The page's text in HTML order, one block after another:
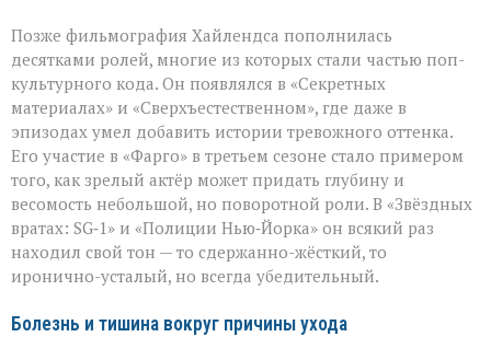
Позже фильмография Хайлендса пополнилась
десятками ролей, многие из которых стали частью поп-
культурного кода. Он появлялся в «Секретных
материалах» и «Сверхъестественном», где даже в
эпизодах умел добавить истории тревожного оттенка.
Его участие в «Фарго» в третьем сезоне стало примером
того, как зрелый актёр может придать глубину и
весомость небольшой, но поворотной роли. В «Звёздных
вратах: SG‑1» и «Полиции Нью‑Йорка» он всякий раз
находил свой тон — то сдержанно-жёсткий, то
иронично-усталый, но всегда убедительный.
Болезнь и тишина вокруг причины ухода